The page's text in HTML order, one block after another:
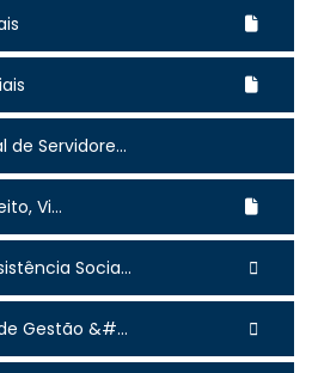
de Servidore...
Vi...
Socia...
Gestão &#...